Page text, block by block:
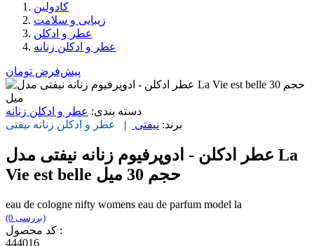
کادولین
زیبایی و سلامت
عطر و ادکلن
عطر و ادکلن زنانه
پیش‌فرض تومان
دسته بندی: عطر و ادکلن زنانه
برند: نیفتی | عطر و ادکلن زنانه نیفتی
عطر ادکلن - ادوپرفیوم زنانه نیفتی مدل La
Vie est belle حجم 30 میل
eau de cologne nifty womens eau de parfum model la
(0 بررسی)
کد محصول :
444016